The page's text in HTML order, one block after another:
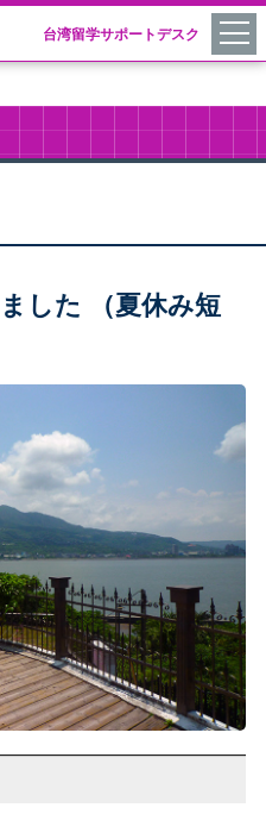
台湾留学サポートデスク
した （夏休み短